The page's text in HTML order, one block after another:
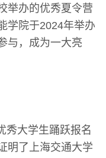
举办的优秀夏令营
学院于2024年举办
与，成为一大亮
秀大学生踊跃报名
明了上海交通大学